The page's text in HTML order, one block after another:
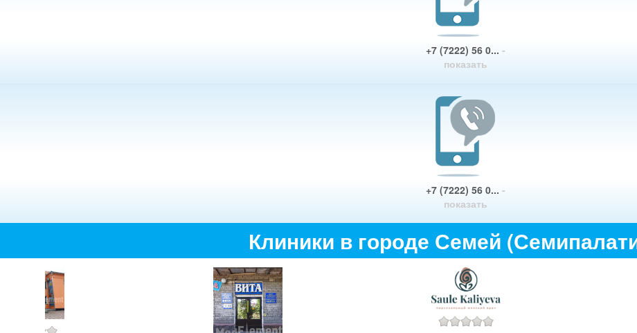
+7 (7222) 56 0... -
показать
+7 (7222) 56 0... -
показать
Клиники в городе Семей